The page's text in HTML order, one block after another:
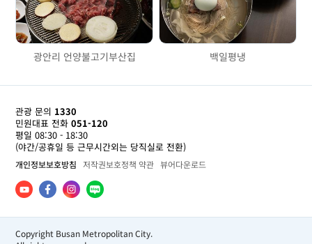
광안리 언양불고기부산집 백일평냉
관광 문의 1330
민원대표 전화 051-120
평일 08:30 - 18:30
(야간/공휴일 등 근무시간외는 당직실로 전환)
개인정보보호방침 저작권보호정책 약관 뷰어다운로드
Copyright Busan Metropolitan City.